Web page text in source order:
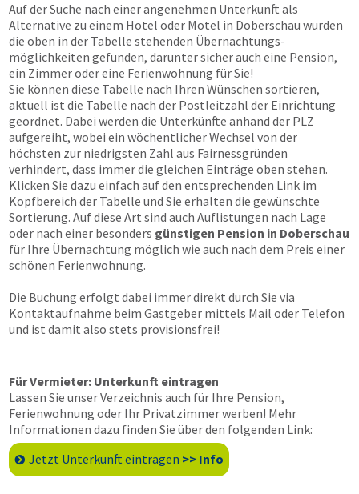
Auf der Suche nach einer angenehmen Unterkunft als
Alternative zu einem Hotel oder Motel in Doberschau wurden
die oben in der Tabelle stehenden Übernachtungs­
möglichkeiten gefunden, darunter sicher auch eine Pension,
ein Zimmer oder eine Ferienwohnung für Sie!
Sie können diese Tabelle nach Ihren Wünschen sortieren,
aktuell ist die Tabelle nach der Postleitzahl der Einrichtung
geordnet. Dabei werden die Unterkünfte anhand der PLZ
aufgereiht, wobei ein wöchentlicher Wechsel von der
höchsten zur niedrigsten Zahl aus Fairnessgründen
verhindert, dass immer die gleichen Einträge oben stehen.
Klicken Sie dazu einfach auf den entsprechenden Link im
Kopfbereich der Tabelle und Sie erhalten die gewünschte
Sortierung. Auf diese Art sind auch Auflistungen nach Lage
oder nach einer besonders günstigen Pension in Doberschau
für Ihre Übernachtung möglich wie auch nach dem Preis einer
schönen Ferienwohnung.
Die Buchung erfolgt dabei immer direkt durch Sie via
Kontaktaufnahme beim Gastgeber mittels Mail oder Telefon
und ist damit also stets provisionsfrei!
Für Vermieter: Unterkunft eintragen
Lassen Sie unser Verzeichnis auch für Ihre Pension,
Ferienwohnung oder Ihr Privatzimmer werben! Mehr
Informationen dazu finden Sie über den folgenden Link:
Jetzt Unterkunft eintragen >> Info